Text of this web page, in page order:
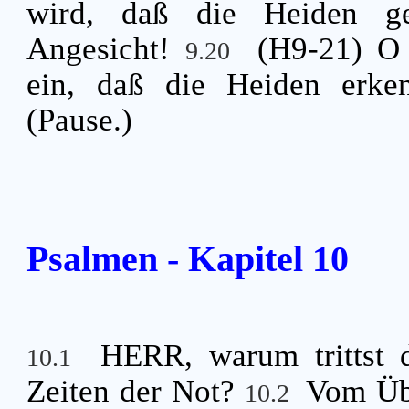
wird, daß die Heiden
Angesicht!
9.20
(H9-21) O
ein, daß die Heiden
(Pause.)
Psalmen - Kapitel 10
10.1
HERR, warum trittst
Zeiten der Not? 10.2 Vom